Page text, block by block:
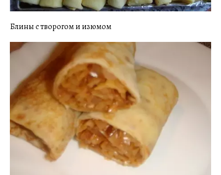
Блины с творогом и изюмом